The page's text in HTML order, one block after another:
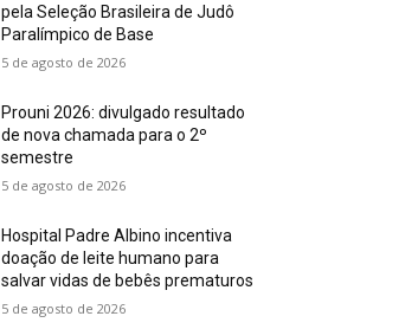
pela Seleção Brasileira de Judô
Paralímpico de Base
5 de agosto de 2026
Prouni 2026: divulgado resultado
de nova chamada para o 2º
semestre
5 de agosto de 2026
Hospital Padre Albino incentiva
doação de leite humano para
salvar vidas de bebês prematuros
5 de agosto de 2026